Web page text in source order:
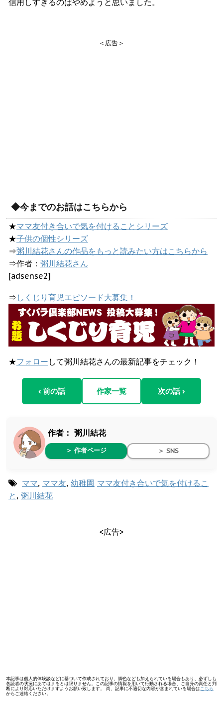
＜広告＞
◆今までのお話はこちらから
★ママ友付き合いで気を付けることシリーズ
★子供の個性シリーズ
⇒粥川結花さんの作品をもっと読みたい方はこちらから
⇒作者： 粥川結花さん
[adsense2]
⇒ しくじり育児エピソード大募集！
★フォロー して粥川結花さんの最新記事をチェック！
‹ 前の話 作家一覧 次の話 ›
作者： 粥川結花
＞ 作者ページ ＞ SNS
ママ, ママ友, 幼稚園 ママ友付き合いで気を付けるこ
と , 粥川結花
<広告>
本記事は個人的体験談などに基づいて作成されており、脚色なども加えられている場合もあり、必ずしも
各読者の状況にあてはまるとは限りません。この記事の情報を用いて行動される場合、ご自身の責任と判
断により対応いただけますようお願い致します。 尚、記事に不適切な内容が含まれている場合は こちら
からご連絡ください。